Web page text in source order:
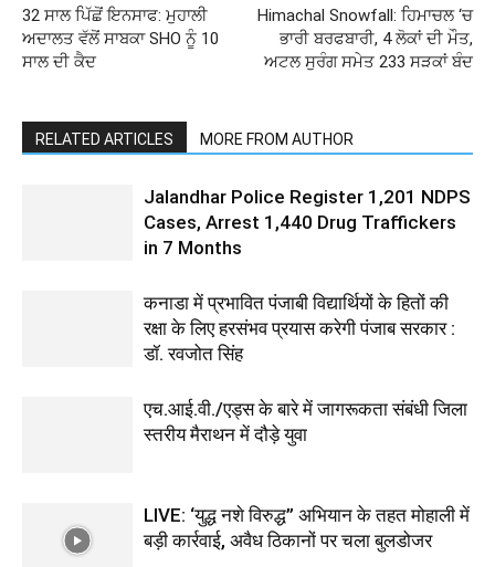
32 ਸਾਲ ਪਿੱਛੋਂ ਇਨਸਾਫ: ਮੁਹਾਲੀ
ਅਦਾਲਤ ਵੱਲੋਂ ਸਾਬਕਾ SHO ਨੂੰ 10
ਸਾਲ ਦੀ ਕੈਦ
Himachal Snowfall: ਹਿਮਾਚਲ ‘ਚ
ਭਾਰੀ ਬਰਫਬਾਰੀ, 4 ਲੋਕਾਂ ਦੀ ਮੌਤ,
ਅਟਲ ਸੁਰੰਗ ਸਮੇਤ 233 ਸੜਕਾਂ ਬੰਦ
RELATED ARTICLES MORE FROM AUTHOR
Jalandhar Police Register 1,201 NDPS
Cases, Arrest 1,440 Drug Traffickers
in 7 Months
कनाडा में प्रभावित पंजाबी विद्यार्थियों के हितों की
रक्षा के लिए हरसंभव प्रयास करेगी पंजाब सरकार :
डॉ. रवजोत सिंह
एच.आई.वी./एड्स के बारे में जागरूकता संबंधी जिला
स्तरीय मैराथन में दौड़े युवा
LIVE: ‘युद्ध नशे विरुद्ध” अभियान के तहत मोहाली में
बड़ी कार्रवाई, अवैध ठिकानों पर चला बुलडोजर